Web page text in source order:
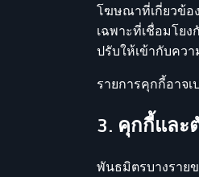
โฆษณาที่เกี่ยวข้อ
เฉพาะที่เชื่อมโย
ปรับให้เข้ากับคว
รายการคุกกี้อาจ
3. คุกกี้และ
พันธมิตรบางราย